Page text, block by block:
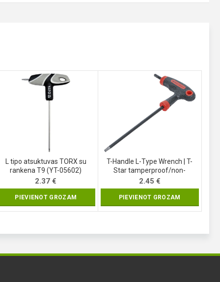
L tipo atsuktuvas TORX su
rankena T9 (YT-05602)
2.37€
PIEVIENOT GROZAM
T-Handle L-Type Wrench | T-
Star tamperproof/non-
tamperproof (for Torx) | T20
(7880-T20)
2.45 €
PIEVIENOT GROZAM